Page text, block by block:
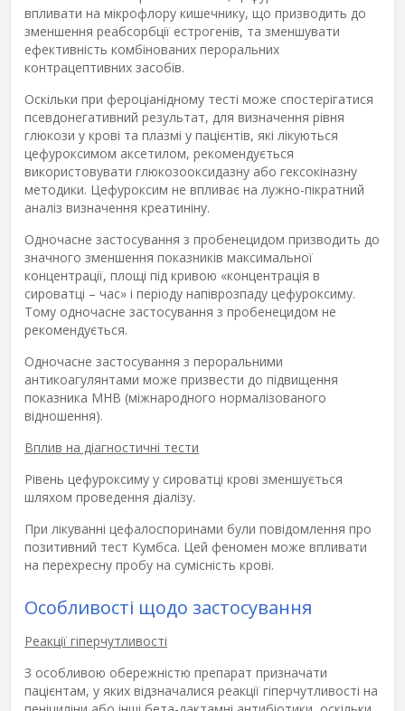
впливати на мікрофлору кишечнику, що призводить до
зменшення реабсорбції естрогенів, та зменшувати
ефективність комбінованих пероральних
контрацептивних засобів.
Оскільки при фероціанідному тесті може спостерігатися
псевдонегативний результат, для визначення рівня
глюкози у крові та плазмі у пацієнтів, які лікуються
цефуроксимом аксетилом, рекомендується
використовувати глюкозооксидазну або гексокіназну
методики. Цефуроксим не впливає на лужно-пікратний
аналіз визначення креатиніну.
Одночасне застосування з пробенецидом призводить до
значного зменшення показників максимальної
концентрації, площі під кривою «концентрація в
сироватці – час» і періоду напіврозпаду цефуроксиму.
Тому одночасне застосування з пробенецидом не
рекомендується.
Одночасне застосування з пероральними
антикоагулянтами може призвести до підвищення
показника МНВ (міжнародного нормалізованого
відношення).
Вплив на діагностичні тести
Рівень цефуроксиму у сироватці крові зменшується
шляхом проведення діалізу.
При лікуванні цефалоспоринами були повідомлення про
позитивний тест Кумбса. Цей феномен може впливати
на перехресну пробу на сумісність крові.
Особливості щодо застосування
Реакції гіперчутливості
З особливою обережністю препарат призначати
пацієнтам, у яких відзначалися реакції гіперчутливості на